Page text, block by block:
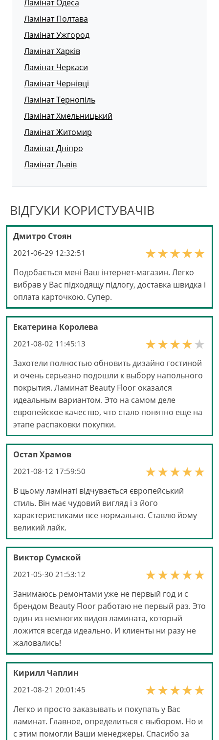
Ламінат Одеса
Ламінат Полтава
Ламінат Ужгород
Ламінат Харків
Ламінат Черкаси
Ламінат Чернівці
Ламінат Тернопіль
Ламінат Хмельницький
Ламінат Житомир
Ламінат Дніпро
Ламінат Львів
ВІДГУКИ КОРИСТУВАЧІВ
Дмитро Стоян
2021-06-29 12:32:51
Подобається мені Ваш інтернет-магазин. Легко
вибрав у Вас підходящу підлогу, доставка швидка і
оплата карточкою. Cупер.
Екатерина Королева
2021-08-02 11:45:13
Захотели полностью обновить дизайно гостиной
и очень серьезно подошли к выбору напольного
покрытия. Ламинат Beauty Floor оказался
идеальным вариантом. Это на самом деле
европейское качество, что стало понятно еще на
этапе распаковки покупки.
Остап Храмов
2021-08-12 17:59:50
В цьому ламінаті відчувається європейський
стиль. Він має чудовий вигляд і з його
характеристиками все нормально. Ставлю йому
великий лайк.
Виктор Сумской
2021-05-30 21:53:12
Занимаюсь ремонтами уже не первый год и с
брендом Beauty Floor работаю не первый раз. Это
один из немногих видов ламината, который
ложится всегда идеально. И клиенты ни разу не
жаловались!
Кирилл Чаплин
2021-08-21 20:01:45
Легко и просто заказывать и покупать у Вас
ламинат. Главное, определиться с выбором. Но и
с этим помогли Ваши менеджеры. Спасибо за